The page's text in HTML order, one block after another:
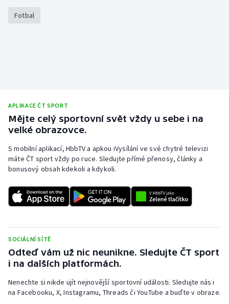
Stolní tenis
Triatlon
Veslování
Vodní slalom
Ostatní
Fotbal
APLIKACE ČT SPORT
Mějte celý sportovní svět vždy u sebe i na
velké obrazovce.
S mobilní aplikací, HbbTV a apkou iVysílání ve své chytré televizi
máte ČT sport vždy po ruce. Sledujte přímé přenosy, články a
bonusový obsah kdekoli a kdykoli.
SOCIÁLNÍ SÍTĚ
Odteď vám už nic neunikne. Sledujte ČT sport
i na dalších platformách.
Nenechte si nikde ujít nejnovější sportovní události. Sledujte nás i
na Facebooku, X, Instagramu, Threads či YouTube a buďte v obraze.